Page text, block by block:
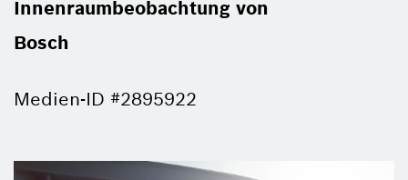
Innenraumbeobachtung von
Bosch
Medien-ID #2895922